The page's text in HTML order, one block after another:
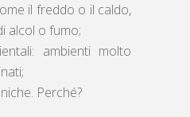
il freddo o il caldo,
alcol o fumo;
ambienti molto
Perché?